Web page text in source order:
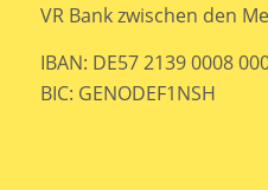
VR Bank zwischen den
IBAN: DE57 2139 0008
BIC: GENODEF1NSH